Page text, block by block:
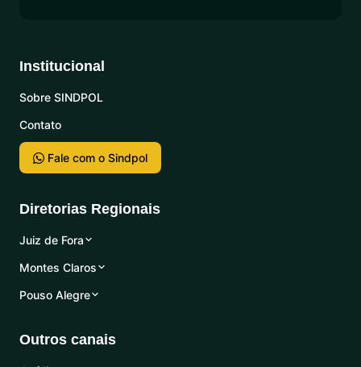
Institucional
Sobre SINDPOL
Contato
Fale com o Sindpol
Diretorias Regionais
Juiz de Fora
Montes Claros
Pouso Alegre
Outros canais